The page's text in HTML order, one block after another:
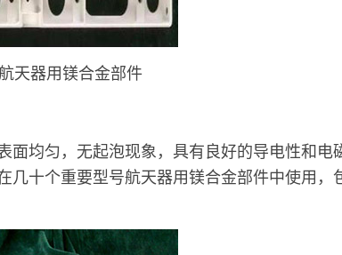
天器用镁合金部件
均匀，无起泡现象，具有良好的导电性和电
十个重要型号航天器用镁合金部件中使用，